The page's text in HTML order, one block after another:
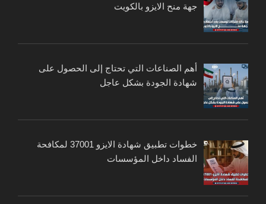
جهة منح الايزو بالكويت
أهم الصناعات التي تحتاج إلى الحصول على
شهادة الجودة بشكل عاجل
خطوات تطبيق شهادة الايزو 37001 لمكافحة
الفساد داخل المؤسسات